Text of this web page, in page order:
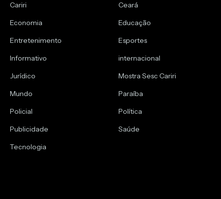
Cariri
Ceará
Economia
Educação
Entretenimento
Esportes
Informativo
internacional
Jurídico
Mostra Sesc Cariri
Mundo
Paraíba
Policial
Política
Publicidade
Saúde
Tecnologia